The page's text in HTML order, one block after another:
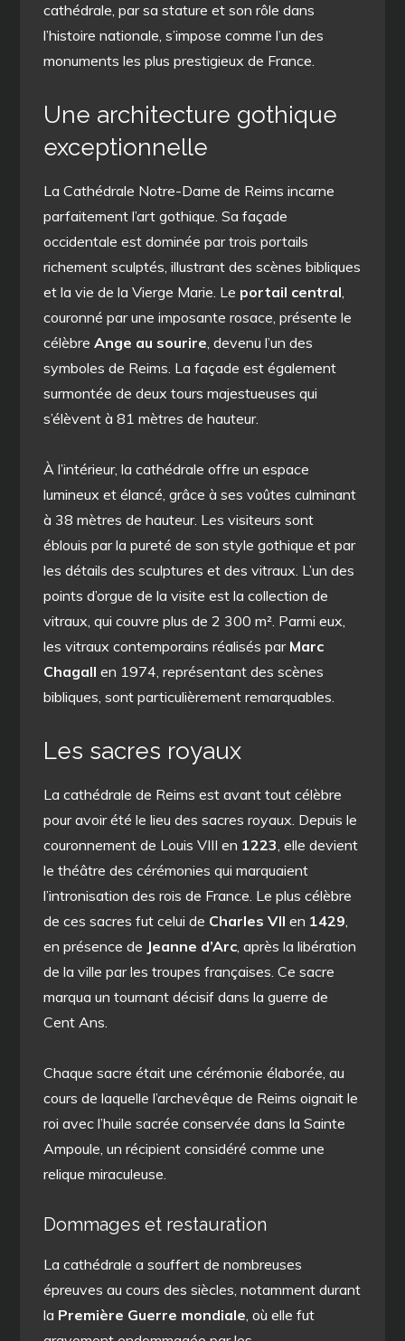
cathédrale, par sa stature et son rôle dans
l’histoire nationale, s’impose comme l’un des
monuments les plus prestigieux de France.
Une architecture gothique
exceptionnelle
La Cathédrale Notre-Dame de Reims incarne
parfaitement l’art gothique. Sa façade
occidentale est dominée par trois portails
richement sculptés, illustrant des scènes bibliques
et la vie de la Vierge Marie. Le portail central,
couronné par une imposante rosace, présente le
célèbreAnge au sourire, devenu l’un des
symboles de Reims. La façade est également
surmontée de deux tours majestueuses qui
s’élèvent à 81 mètres de hauteur.
À l’intérieur, la cathédrale offre un espace
lumineux et élancé, grâce à ses voûtes culminant
à 38 mètres de hauteur. Les visiteurs sont
éblouis par la pureté de son style gothique et par
les détails des sculptures et des vitraux. L’un des
points d’orgue de la visite est la collection de
vitraux, qui couvre plus de 2 300 m². Parmi eux,
les vitraux contemporains réalisés par Marc
Chagall en 1974, représentant des scènes
bibliques, sont particulièrement remarquables.
Les sacres royaux
La cathédrale de Reims est avant tout célèbre
pour avoir été le lieu des sacres royaux. Depuis le
couronnement de Louis VIII en 1223, elle devient
le théâtre des cérémonies qui marquaient
l’intronisation des rois de France. Le plus célèbre
de ces sacres fut celui de Charles VII en 1429,
en présence de Jeanne d’Arc, après la libération
de la ville par les troupes françaises. Ce sacre
marqua un tournant décisif dans la guerre de
Cent Ans.
Chaque sacre était une cérémonie élaborée, au
cours de laquelle l’archevêque de Reims oignait le
roi avec l’huile sacrée conservée dans la Sainte
Ampoule, un récipient considéré comme une
relique miraculeuse.
Dommages et restauration
La cathédrale a souffert de nombreuses
épreuves au cours des siècles, notamment durant
la Première Guerre mondiale, où elle fut